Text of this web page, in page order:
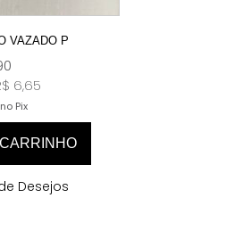
VAZADO P
6,65
no Pix
Desejos